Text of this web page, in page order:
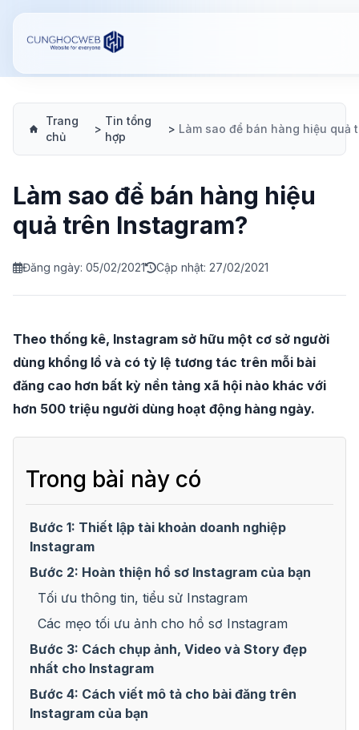
Trang
chủ
>
Tin tổng
hợp
>
Làm sao để bán hàng hiệu
quả trên Instagram?
Đăng ngày: 05/02/2021 Cập nhật: 27/02/2021
Theo thống kê, Instagram sở hữu một cơ sở người
dùng khổng lồ và có tỷ lệ tương tác trên mỗi bài
đăng cao hơn bất kỳ nền tảng xã hội nào khác với
hơn 500 triệu người dùng hoạt động hàng ngày.
Trong bài này có
Bước 1: Thiết lập tài khoản doanh nghiệp
Instagram
Bước 2: Hoàn thiện hồ sơ Instagram của bạn
Tối ưu thông tin, tiểu sử Instagram
Các mẹo tối ưu ảnh cho hồ sơ Instagram
Bước 3: Cách chụp ảnh, Video và Story đẹp
nhất cho Instagram
Bước 4: Cách viết mô tả cho bài đăng trên
Instagram của bạn